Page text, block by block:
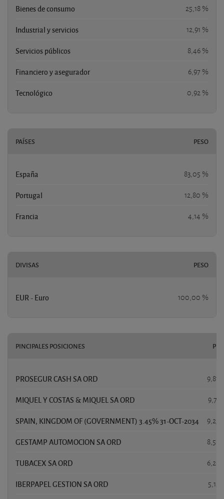
Bienes de consumo 25,18 %
Industrial y servicios 12,91 %
Servicios públicos 8,46 %
Financiero y asegurador 6,97 %
Tecnológico 0,92 %
PAÍSES PESO
España 83,05 %
Portugal 12,80 %
Francia 4,14 %
DIVISAS PESO
EUR - Euro 100,00 %
PINCIPALES POSICIONES
PROSEGUR CASH SA ORD 9,87
MIQUEL Y COSTAS & MIQUEL SA ORD 9,71
SPAIN, KINGDOM OF (GOVERNMENT) 3.45% 31-OCT-2034 9,25
GESTAMP AUTOMOCION SA ORD 8,56
TUBACEX SA ORD 6,26
IBERPAPEL GESTION SA ORD 5,12